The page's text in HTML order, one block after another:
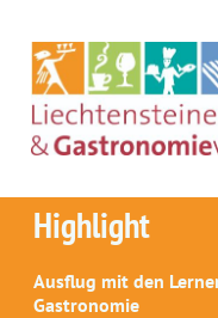
Highlight
Ausflug mit den
Gastronomie